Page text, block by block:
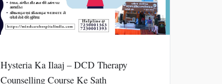
Hysteria Ka Ilaaj – DCD Therapy
Counselling Course Ke Sath